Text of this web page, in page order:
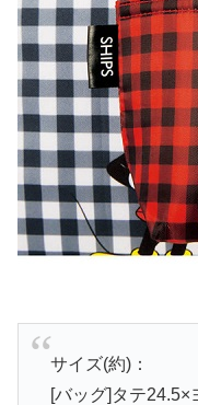
サイズ(約)：
[バッグ]タテ